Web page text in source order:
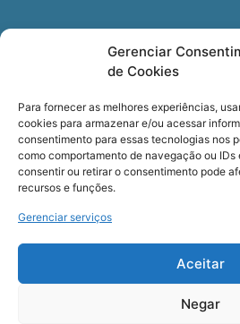
Gerenciar
de Cookies
Para fornecer as melhores experiências,
cookies para armazenar e/ou acessar
consentimento para essas tecnologias nos
como comportamento de navegação ou
consentir ou retirar o consentimento pode
recursos e funções.
Gerenciar serviços
Aceitar
Negar
Newsletter
especializadas, cursos e eventos?
Registre seu email.
Termos de usoe aPolítica de privacidade